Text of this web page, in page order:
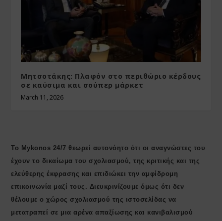
Μητσοτάκης: Πλαφόν στο περιθώριο κέρδους
σε καύσιμα και σούπερ μάρκετ
March 11, 2026
Το Mykonos 24/7 θεωρεί αυτονόητο ότι οι αναγνώστες του
έχουν το δικαίωμα του σχολιασμού, της κριτικής και της
ελεύθερης έκφρασης και επιδιώκει την αμφίδρομη
επικοινωνία μαζί τους. Διευκρινίζουμε όμως ότι δεν
θέλουμε ο χώρος σχολιασμού της ιστοσελίδας να
μετατραπεί σε μια αρένα απαξίωσης και κανιβαλισμού